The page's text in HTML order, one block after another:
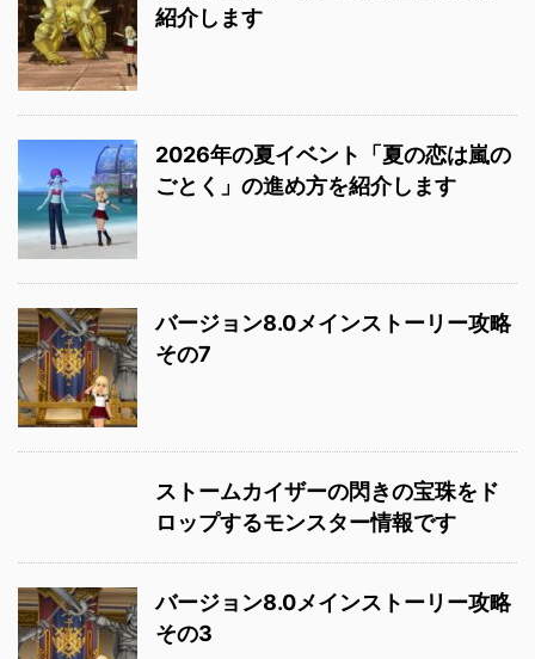
紹介します
2026年の夏イベント「夏の恋は嵐の
ごとく」の進め方を紹介します
バージョン8.0メインストーリー攻略
その7
ストームカイザーの閃きの宝珠をド
ロップするモンスター情報です
バージョン8.0メインストーリー攻略
その3